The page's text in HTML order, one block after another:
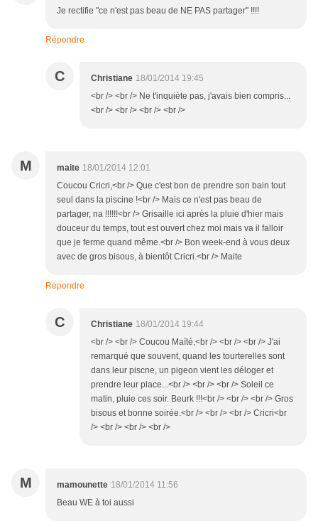
Je rectifie "ce n'est pas beau de NE PAS partager" !!!!
Répondre
C Christiane 18/01/2014 19:45
<br /> <br /> Ne t'inquiète pas, j'avais bien compris...
<br /> <br /> <br /> <br />
M maite 18/01/2014 12:01
Coucou Cricri,<br /> Que c'est bon de prendre son bain tout
seul dans la piscine !<br /> Mais ce n'est pas beau de
partager, na !!!!!!<br /> Grisaille ici après la pluie d'hier mais
douceur du temps, tout est ouvert chez moi mais va il falloir
que je ferme quand même.<br /> Bon week-end à vous deux
avec de gros bisous, à bientôt Cricri.<br /> Maite
Répondre
C Christiane 18/01/2014 19:44
<br /> <br /> Coucou Maïté,<br /> <br /> <br /> J'ai
remarqué que souvent, quand les tourterelles sont
dans leur piscne, un pigeon vient les déloger et
prendre leur place...<br /> <br /> <br /> Soleil ce
matin, pluie ces soir. Beurk !!!<br /> <br /> <br /> Gros
bisous et bonne soirée.<br /> <br /> <br /> Cricri<br
/> <br /> <br /> <br />
M mamounette 18/01/2014 11:56
Beau WE à toi aussi